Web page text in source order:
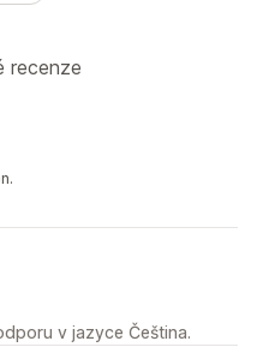
recenze
v jazyce Čeština.